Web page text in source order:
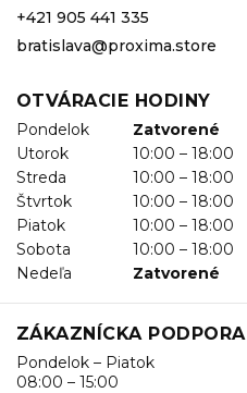
+421 905 441 335
bratislava@proxima.store
OTVÁRACIE HODINY
Pondelok
Zatvorené
Utorok
10:00 – 18:00
Streda
10:00 – 18:00
Štvrtok
10:00 – 18:00
Piatok
10:00 – 18:00
Sobota
10:00 – 18:00
Nedeľa
Zatvorené
ZÁKAZNÍCKA PODPORA
Pondelok – Piatok
08:00 – 15:00